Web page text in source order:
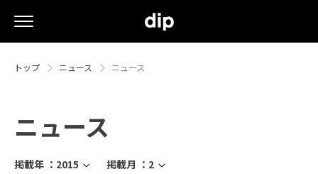
トップ ニュース ニュース
ニュース
掲載年 ： 2015 掲載月 ： 2